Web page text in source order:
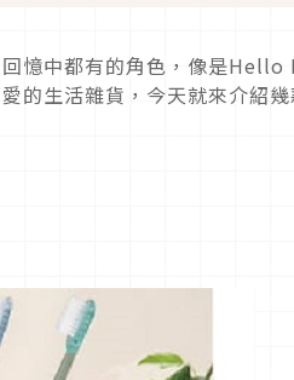
憶中都有的角色，像是
的生活雜貨，今天就來介紹